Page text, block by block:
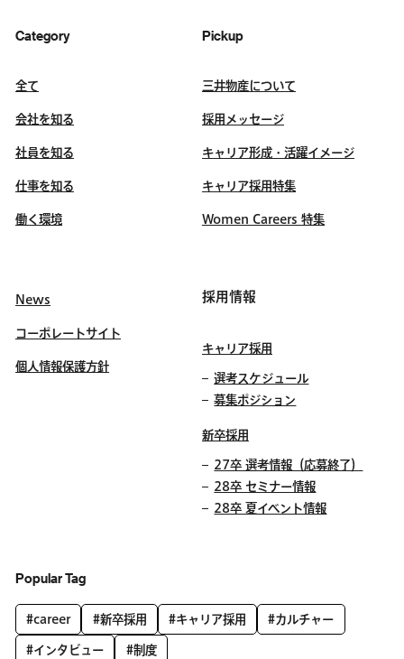
Category
全て
会社を知る
社員を知る
仕事を知る
働く環境
Pickup
三井物産について
採用メッセージ
キャリア形成・活躍イメージ
キャリア採用特集
Women Careers 特集
News
コーポレートサイト
個人情報保護方針
採用情報
キャリア採用
選考スケジュール
募集ポジション
新卒採用
27卒 選考情報（応募終了）
28卒 セミナー情報
28卒 夏イベント情報
Popular Tag
#career #新卒採用 #キャリア採用 #カルチャー
#インタビュー #制度